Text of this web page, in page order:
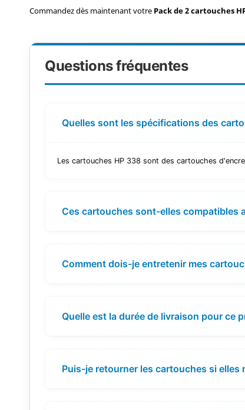
Commandez dès maintenant votre Pack de 2 cartouches
Questions fréquentes
Quelles sont les spécifications des
Les cartouches HP 338 sont des cartouches
Ces cartouches sont-elles compatibles
Comment dois-je entretenir mes
Quelle est la durée de livraison pour ce
Puis-je retourner les cartouches si elles